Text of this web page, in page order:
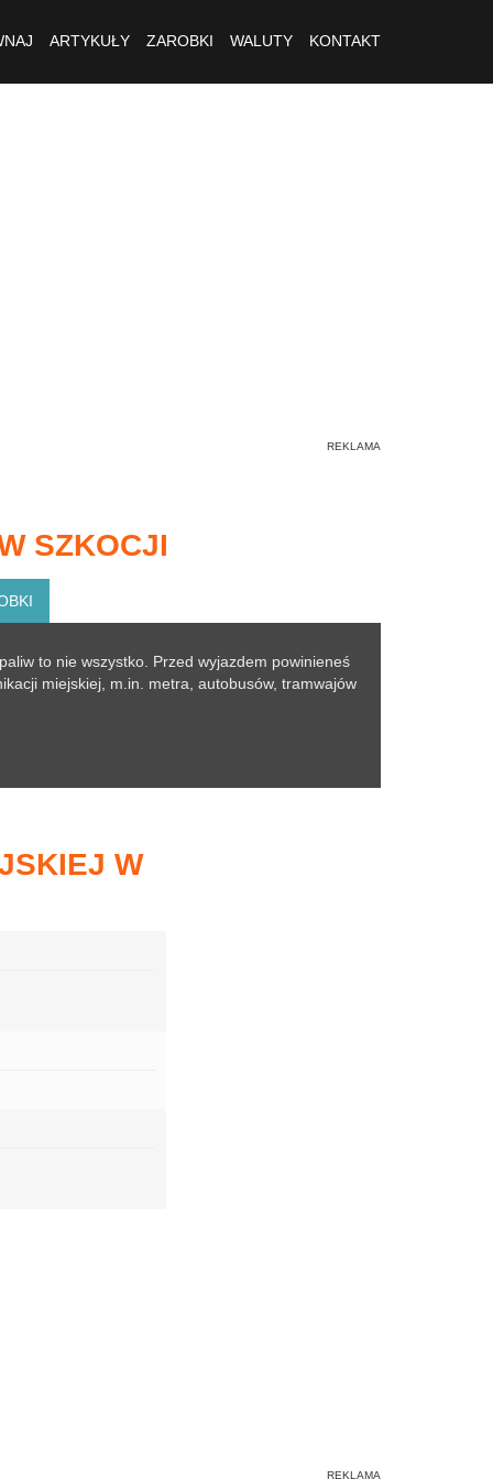
ARTYKUŁY ZAROBKI WALUTY KONTAKT
SZKOCJI
to nie wszystko. Przed wyjazdem powinieneś
miejskiej, m.in. metra, autobusów, tramwajów
W